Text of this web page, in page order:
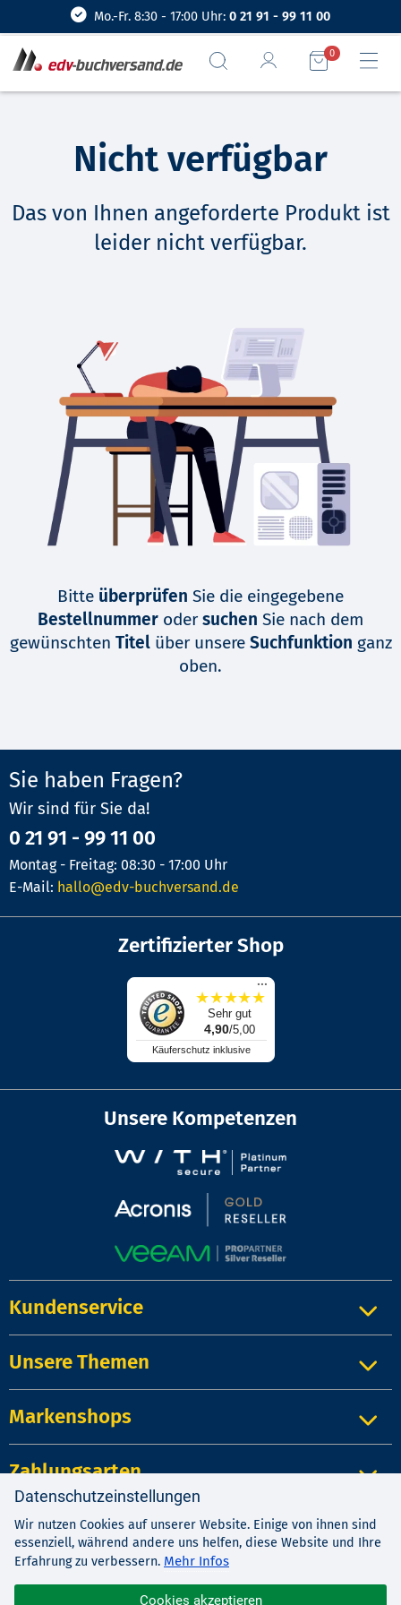
Mo.-Fr. 8:30 - 17:00 Uhr: 0 21 91 - 99 11 00
0
Nicht verfügbar
Das von Ihnen angeforderte Produkt ist
leider nicht verfügbar.
Bitte überprüfen Sie die eingegebene
Bestellnummer oder suchen Sie nach dem
gewünschten Titelüber unsere Suchfunktion ganz
oben.
Sie haben Fragen?
Wir sind für Sie da!
0 21 91 - 99 11 00
Montag - Freitag: 08:30 - 17:00 Uhr
E-Mail: hallo@edv-buchversand.de
Zertifizierter Shop
...
★★★★★
Sehr gut
4,90/5,00
Käuferschutz inklusive
Unsere Kompetenzen
Kundenservice
Unsere Themen
Markenshops
Zahlungsarten
Impressum | Kontakt|
Datenschutz
Widerrufsrecht
Datenschutzeinstellungen
Wir nutzen Cookies auf unserer Website. Einige von ihnen sind
essenziell, während andere uns helfen, diese Website und Ihre
Erfahrung zu verbessern. Mehr Infos
Cookies akzeptieren